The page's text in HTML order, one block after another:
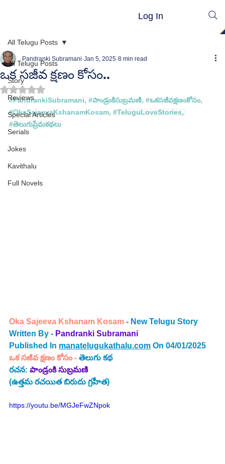
Log In
All Telugu Posts
Story
Reviews
Special Articles
Serials
Jokes
Kavithalu
Full Novels
All Telugu Posts
ఒక సజీవ క్షణం కోసం..
Pandranki Subramani Jan 5, 2025 8 min read
Rated NaN out of 5 stars.
#PandrankiSubramani, #పాండ్రంకిసుబ్రమణి, #ఒకసజీవక్షణంకోసం,
#OkaSajeevaKshanamKosam, #TeluguLoveStories,
#తెలుగుప్రేమకథలు
Oka Sajeeva Kshanam Kosam - New Telugu Story
Written By - Pandranki Subramani
Published In manatelugukathalu.com On 04/01/2025
ఒక సజీవ క్షణం కోసం - తెలుగు కథ
రచన: పాండ్రంకి సుబ్రమణి
(ఉత్తమ రచయిత బిరుదు గ్రహీత)
https://youtu.be/MGJeFwZNpok